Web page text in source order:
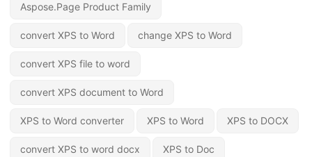
Aspose.Page Product Family
convert XPS to Word change XPS to Word
convert XPS file to word
convert XPS document to Word
XPS to Word converter XPS to Word XPS to DOCX
convert XPS to word docx XPS to Doc